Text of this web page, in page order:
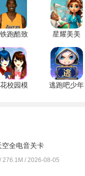
断探索新的情感故事。
活动和挑战，能够让
跑酷致
科比版
安
卓版
星耀美美
v1.0.1 安卓
版
校园模
逃跑吧少年
空全电音关卡
版
276.1M / 2026-08-05